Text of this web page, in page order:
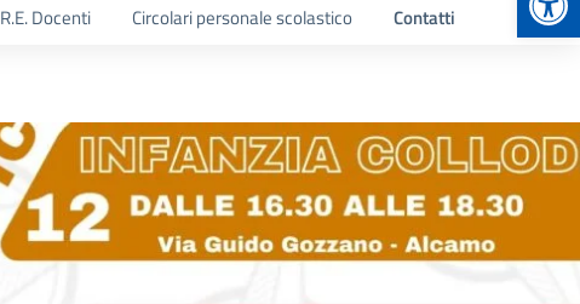
R.E. Docenti Circolari personale scolastico Contatti